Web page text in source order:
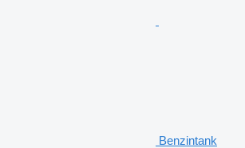
Benzintank